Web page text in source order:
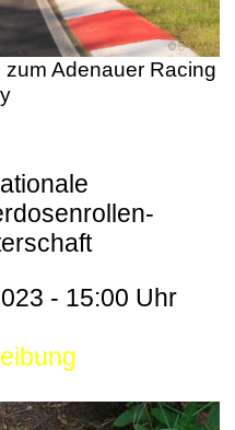
Adenauer Racing
- 15:00 Uhr